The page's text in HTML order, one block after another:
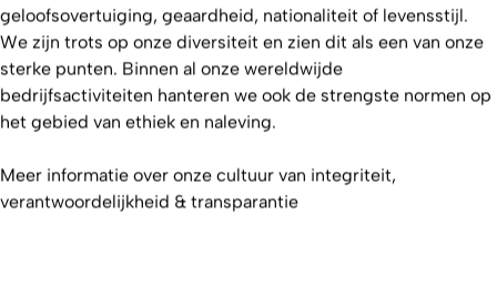
geloofsovertuiging, geaardheid, nationaliteit of levensstijl.
We zijn trots op onze diversiteit en zien dit als een van onze
sterke punten. Binnen al onze wereldwijde
bedrijfsactiviteiten hanteren we ook de strengste normen op
het gebied van ethiek en naleving.
Meer informatie over onze cultuur van integriteit,
verantwoordelijkheid & transparantie